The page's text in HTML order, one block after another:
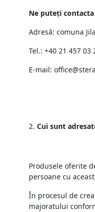
Ne puteți
Adresă: comuna
Tel.: +40 21 457 03
E-mail:
Cui sunt
Produsele oferite
persoane cu
În procesul de
majoratului